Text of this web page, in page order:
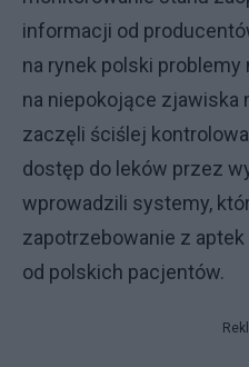
informacji od
na rynek polski problemy
na niepokojące zjawiska
zaczęli ściślej
dostęp do leków przez
wprowadzili systemy,
zapotrzebowanie z
od polskich pacjentów.